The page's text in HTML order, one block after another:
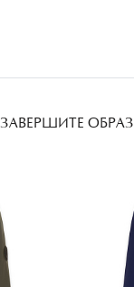
ЗАВЕРШИТЕ ОБРАЗ